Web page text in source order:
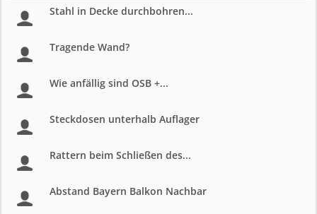
Stahl in Decke durchbohren...
Tragende Wand?
Wie anfällig sind OSB +...
Steckdosen unterhalb Auflager
Rattern beim Schließen des...
Abstand Bayern Balkon Nachbar